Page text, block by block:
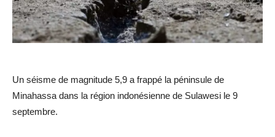
Un séisme de magnitude 5,9 a frappé la péninsule de
Minahassa dans la région indonésienne de Sulawesi le 9
septembre.